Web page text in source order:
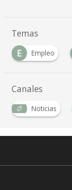
Temas
E
Empleo
Canales
Noticias